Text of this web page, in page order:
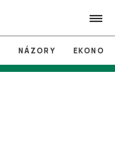
search
NÁZORY